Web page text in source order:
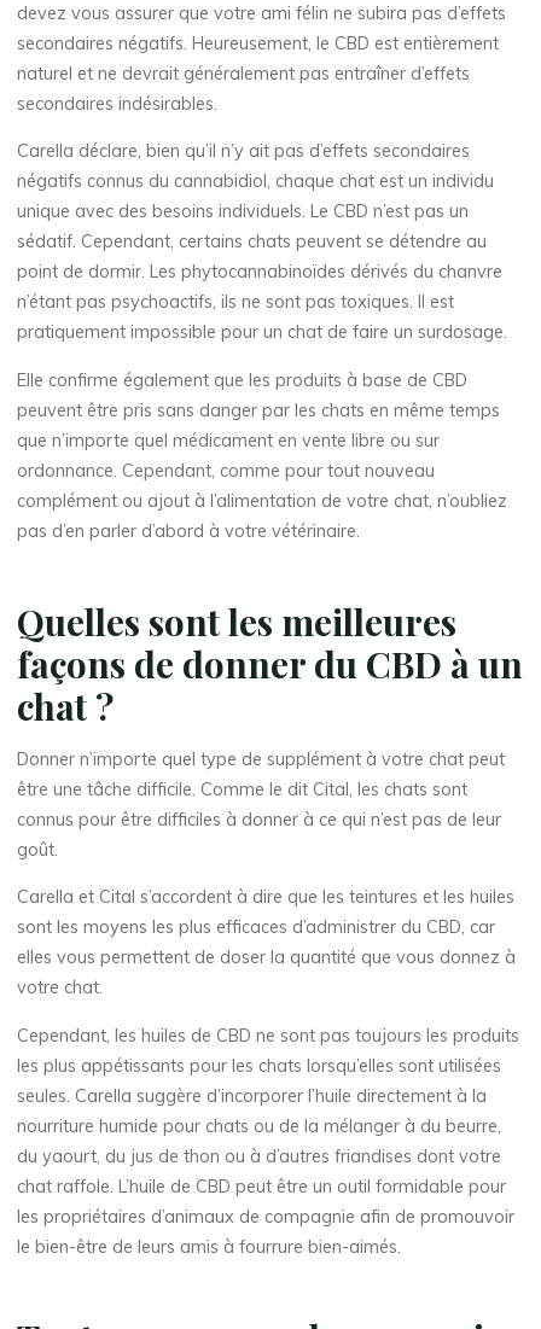
devez vous assurer que votre ami félin ne subira pas d’effets
secondaires négatifs. Heureusement, le CBD est entièrement
naturel et ne devrait généralement pas entraîner d’effets
secondaires indésirables.
Carella déclare, bien qu’il n’y ait pas d’effets secondaires
négatifs connus du cannabidiol, chaque chat est un individu
unique avec des besoins individuels. Le CBD n’est pas un
sédatif. Cependant, certains chats peuvent se détendre au
point de dormir. Les phytocannabinoïdes dérivés du chanvre
n’étant pas psychoactifs, ils ne sont pas toxiques. Il est
pratiquement impossible pour un chat de faire un surdosage.
Elle confirme également que les produits à base de CBD
peuvent être pris sans danger par les chats en même temps
que n’importe quel médicament en vente libre ou sur
ordonnance. Cependant, comme pour tout nouveau
complément ou ajout à l’alimentation de votre chat, n’oubliez
pas d’en parler d’abord à votre vétérinaire.
Quelles sont les meilleures
façons de donner du CBD à un
chat ?
Donner n’importe quel type de supplément à votre chat peut
être une tâche difficile. Comme le dit Cital, les chats sont
connus pour être difficiles à donner à ce qui n’est pas de leur
goût.
Carella et Cital s’accordent à dire que les teintures et les huiles
sont les moyens les plus efficaces d’administrer du CBD, car
elles vous permettent de doser la quantité que vous donnez à
votre chat.
Cependant, les huiles de CBD ne sont pas toujours les produits
les plus appétissants pour les chats lorsqu’elles sont utilisées
seules. Carella suggère d’incorporer l’huile directement à la
nourriture humide pour chats ou de la mélanger à du beurre,
du yaourt, du jus de thon ou à d’autres friandises dont votre
chat raffole. L’huile de CBD peut être un outil formidable pour
les propriétaires d’animaux de compagnie afin de promouvoir
le bien-être de leurs amis à fourrure bien-aimés.